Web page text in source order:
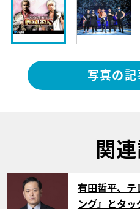
写真の
関
サムネイル
有田哲平、テ
ング』とタ